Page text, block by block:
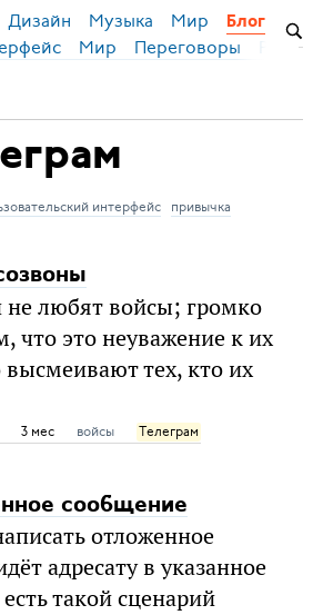
Дизайн Музыка Мир Блог
Мир Переговоры
интерфейс привычка
любят войсы; громко
что это неуважение к их
тех, кто их
3 мес войсы Телеграм
сообщение
отложенное
адресату в указанное
такой сценарий